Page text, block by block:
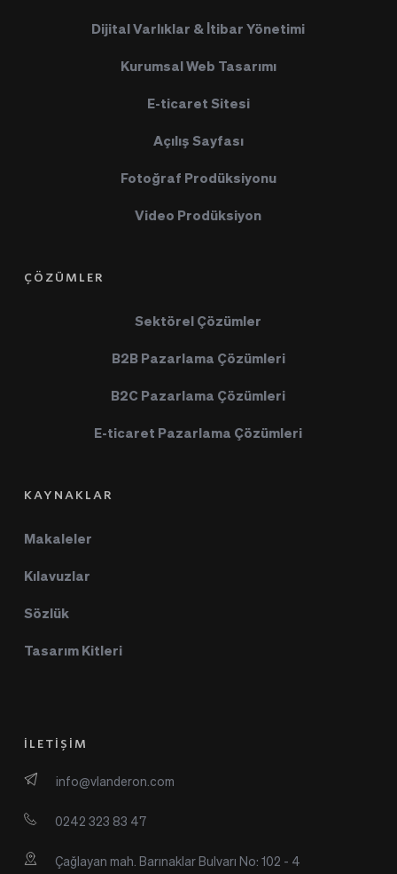
Dijital Varlıklar & İtibar Yönetimi
Kurumsal Web Tasarımı
E-ticaret Sitesi
Açılış Sayfası
Fotoğraf Prodüksiyonu
Video Prodüksiyon
ÇÖZÜMLER
Sektörel Çözümler
B2B Pazarlama Çözümleri
B2C Pazarlama Çözümleri
E-ticaret Pazarlama Çözümleri
KAYNAKLAR
Makaleler
Kılavuzlar
Sözlük
Tasarım Kitleri
İLETİŞİM
info@vlanderon.com
0242 323 83 47
Çağlayan mah. Barınaklar Bulvarı No: 102 - 4